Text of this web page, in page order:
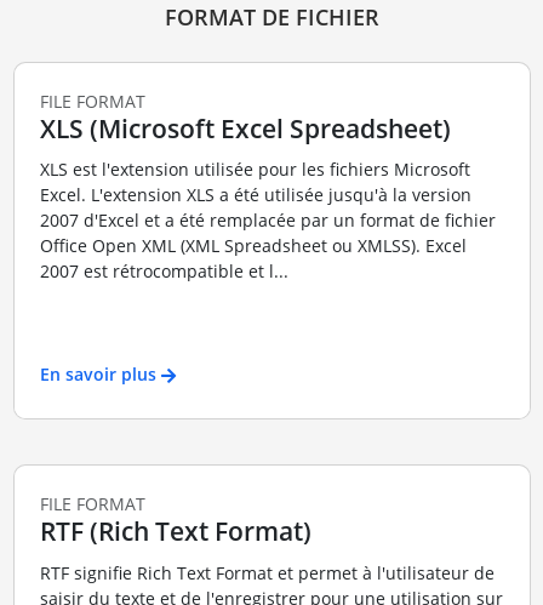
FORMAT DE FICHIER
FILE FORMAT
XLS (Microsoft Excel Spreadsheet)
XLS est l'extension utilisée pour les fichiers Microsoft
Excel. L'extension XLS a été utilisée jusqu'à la version
2007 d'Excel et a été remplacée par un format de fichier
Office Open XML (XML Spreadsheet ou XMLSS). Excel
2007 est rétrocompatible et l...
En savoir plus
FILE FORMAT
RTF (Rich Text Format)
RTF signifie Rich Text Format et permet à l'utilisateur de
saisir du texte et de l'enregistrer pour une utilisation sur